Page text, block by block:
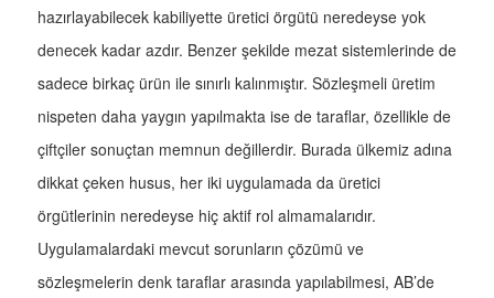
hazırlayabilecek kabiliyette üretici örgütü neredeyse yok
denecek kadar azdır. Benzer şekilde mezat sistemlerinde de
sadece birkaç ürün ile sınırlı kalınmıştır. Sözleşmeli üretim
nispeten daha yaygın yapılmakta ise de taraflar, özellikle de
çiftçiler sonuçtan memnun değillerdir. Burada ülkemiz adına
dikkat çeken husus, her iki uygulamada da üretici
örgütlerinin neredeyse hiç aktif rol almamalarıdır.
Uygulamalardaki mevcut sorunların çözümü ve
sözleşmelerin denk taraflar arasında yapılabilmesi, AB’de